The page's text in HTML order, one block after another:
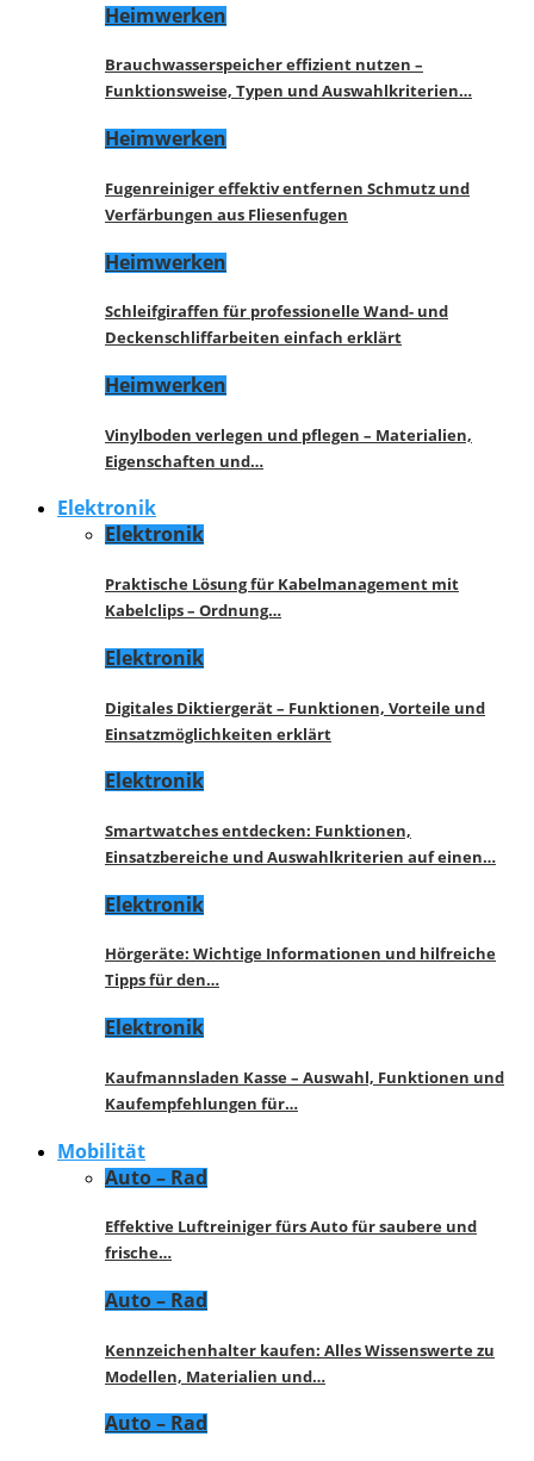
Heimwerken
Brauchwasserspeicher effizient nutzen –
Funktionsweise, Typen und Auswahlkriterien…
Heimwerken
Fugenreiniger effektiv entfernen Schmutz und
Verfärbungen aus Fliesenfugen
Heimwerken
Schleifgiraffen für professionelle Wand- und
Deckenschliffarbeiten einfach erklärt
Heimwerken
Vinylboden verlegen und pflegen – Materialien,
Eigenschaften und…
Elektronik
Elektronik
Praktische Lösung für Kabelmanagement mit
Kabelclips – Ordnung…
Elektronik
Digitales Diktiergerät – Funktionen, Vorteile und
Einsatzmöglichkeiten erklärt
Elektronik
Smartwatches entdecken: Funktionen,
Einsatzbereiche und Auswahlkriterien auf einen…
Elektronik
Hörgeräte: Wichtige Informationen und hilfreiche
Tipps für den…
Elektronik
Kaufmannsladen Kasse – Auswahl, Funktionen und
Kaufempfehlungen für…
Mobilität
Auto – Rad
Effektive Luftreiniger fürs Auto für saubere und
frische…
Auto – Rad
Kennzeichenhalter kaufen: Alles Wissenswerte zu
Modellen, Materialien und…
Auto – Rad